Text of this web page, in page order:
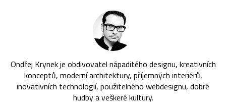
Ondřej Krynek je obdivovatel nápaditého designu, kreativních
konceptů, moderní architektury, příjemných interiérů,
inovativních technologií, použitelného webdesignu, dobré
hudby a veškeré kultury.